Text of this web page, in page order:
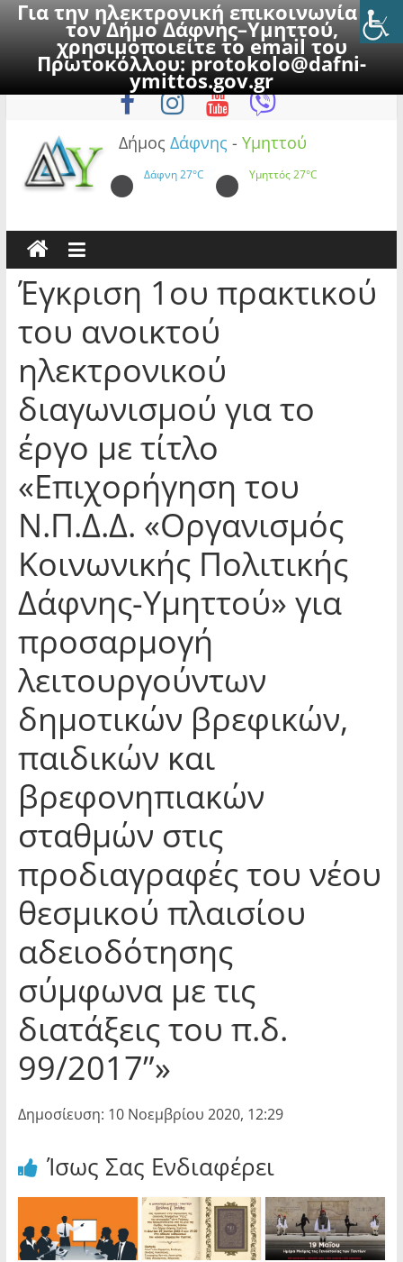
Για την ηλεκτρονική επικοινωνία με
τον Δήμο Δάφνης–Υμηττού,
χρησιμοποιείτε το email του
Πρωτοκόλλου:protokolo@dafni-
ymittos.gov.gr
to
Πέμπτη, 6 Αυγούστου 2026
Δήμος Δάφνης - Υμηττού
Δάφνη27°C Υμηττός27°C
Έγκριση 1ου πρακτικού
του ανοικτού
ηλεκτρονικού
διαγωνισμού για το
έργο με τίτλο
«Επιχορήγηση του
Ν.Π.Δ.Δ. «Οργανισμός
Κοινωνικής Πολιτικής
Δάφνης-Υμηττού» για
προσαρμογή
λειτουργούντων
δημοτικών βρεφικών,
παιδικών και
βρεφονηπιακών
σταθμών στις
προδιαγραφές του νέου
θεσμικού πλαισίου
αδειοδότησης
σύμφωνα με τις
διατάξεις του π.δ.
99/2017”»
Δημοσίευση: 10 Νοεμβρίου 2020, 12:29
Ίσως Σας Ενδιαφέρει